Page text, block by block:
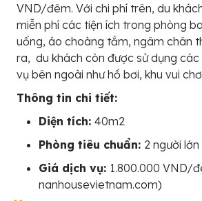
VND/đêm. Với chi phí trên, du
miễn phí các tiện ích trong phòng
uống, áo choàng tắm, ngâm chân
ra, du khách còn được sử dụng các
vụ bên ngoài như hồ bơi, khu vui
Thông tin chi tiết:
Diện tích: 40m2
Phòng tiêu chuẩn: 2 người
Giá dịch vụ: 1.800.000 VND/
nanhousevietnam.com)